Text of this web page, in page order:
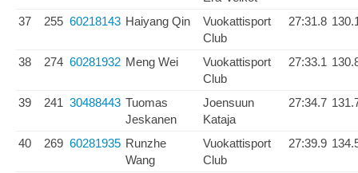
37 255 60218143 Haiyang Qin
Vuokattisport
Club
27:31.8
38 274 60281932 Meng Wei
Vuokattisport
Club
27:33.1
39 241 30488443 Tuomas
Jeskanen
Joensuun
Kataja
27:34.7
40 269 60281935 Runzhe
Wang
Vuokattisport
Club
27:39.9